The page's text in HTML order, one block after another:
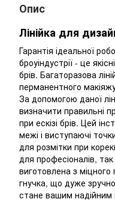
Опис
Лінійка для
Гарантія ідеальної
броуіндустрії - це
брів. Багаторазова
перманентного
За допомогою даної
визначити правильні
при ескізі брів. Цей
межі і виступаючі
для розмітки при
для професіоналів, так
виготовлена з
гнучка, що дуже
стане вашим надійним